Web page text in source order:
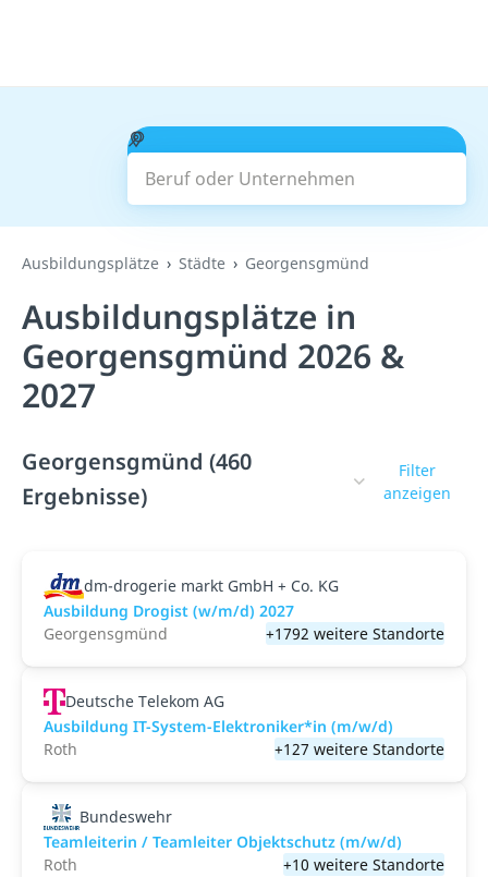
Beruf oder Unternehmen
Suchen
Ausbildungsplätze Städte Georgensgmünd
Ausbildungsplätze in
Georgensgmünd 2026 &
2027
Georgensgmünd (460
Ergebnisse)
Filter
anzeigen
dm-drogerie markt GmbH + Co. KG
Ausbildung Drogist (w/m/d) 2027
Georgensgmünd
+1792 weitere Standorte
Deutsche Telekom AG
Ausbildung IT-System-Elektroniker*in (m/w/d)
Roth
+127 weitere Standorte
Bundeswehr
Teamleiterin / Teamleiter Objektschutz (m/w/d)
Roth
+10 weitere Standorte